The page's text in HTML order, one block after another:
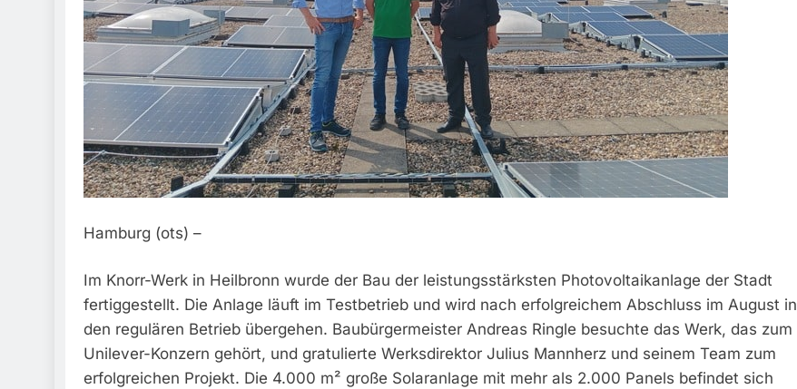
Hamburg (ots) –
Im Knorr-Werk in Heilbronn wurde der Bau der leistungsstärksten Photovoltaikanlage der Stadt
fertiggestellt. Die Anlage läuft im Testbetrieb und wird nach erfolgreichem Abschluss im August in
den regulären Betrieb übergehen. Baubürgermeister Andreas Ringle besuchte das Werk, das zum
Unilever-Konzern gehört, und gratulierte Werksdirektor Julius Mannherz und seinem Team zum
erfolgreichen Projekt. Die 4.000 m² große Solaranlage mit mehr als 2.000 Panels befindet sich